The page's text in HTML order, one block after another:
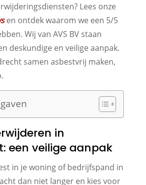
Lees onze
en ontdek waarom we een 5/5
Wij van AVS BV staan
deskundige en veilige aanpak.
samen asbestvrij maken,
in
een veilige aanpak
in je woning of bedrijfspand in
dan niet langer en kies voor